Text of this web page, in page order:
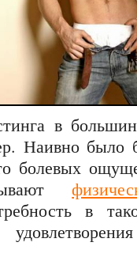
в
Наивно было
болевых
в